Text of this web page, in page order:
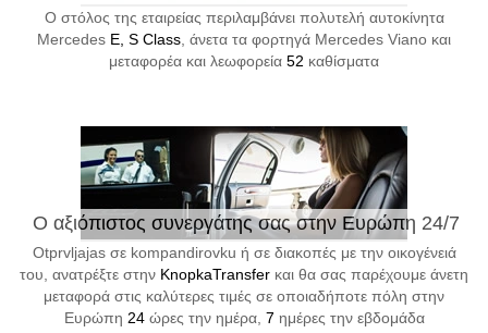
Ο στόλος της εταιρείας περιλαμβάνει πολυτελή αυτοκίνητα
Mercedes E, S Class , άνετα τα φορτηγά Mercedes Viano και
μεταφορέα και λεωφορεία 52 καθίσματα
Ο αξιόπιστος συνεργάτης σας στην Ευρώπη 24/7
Otprvljajas σε kompandirovku ή σε διακοπές με την οικογένειά
του, ανατρέξτε στην KnopkaTransfer και θα σας παρέχουμε άνετη
μεταφορά στις καλύτερες τιμές σε οποιαδήποτε πόλη στην
Ευρώπη 24ώρες την ημέρα, 7 ημέρες την εβδομάδα